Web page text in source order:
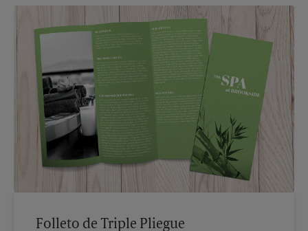
Folleto de Triple Pliegue